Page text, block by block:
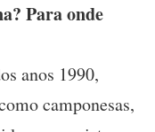
Para onde
anos 1990,
camponesas,